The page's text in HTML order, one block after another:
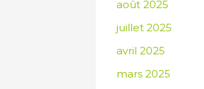
août 2025
juillet 2025
avril 2025
mars 2025